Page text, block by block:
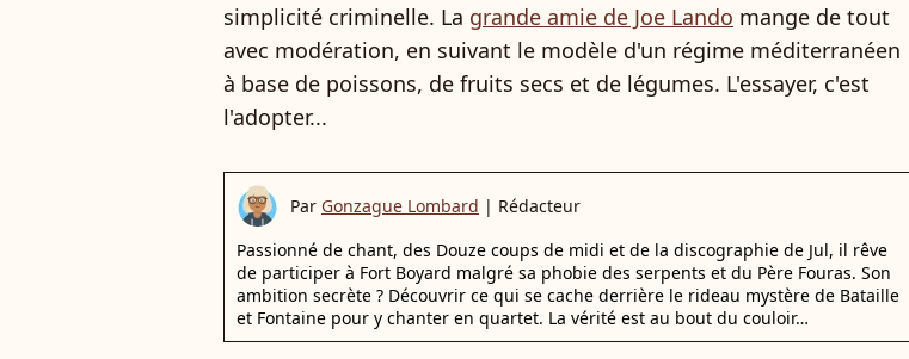
simplicité criminelle. La grande amie de Joe Lando mange de tout
avec modération, en suivant le modèle d'un régime méditerranéen
à base de poissons, de fruits secs et de légumes. L'essayer, c'est
l'adopter...
Par Gonzague Lombard | Rédacteur
Passionné de chant, des Douze coups de midi et de la discographie de Jul, il rêve
de participer à Fort Boyard malgré sa phobie des serpents et du Père Fouras. Son
ambition secrète ? Découvrir ce qui se cache derrière le rideau mystère de Bataille
et Fontaine pour y chanter en quartet. La vérité est au bout du couloir…